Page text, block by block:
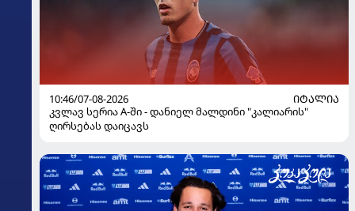
10:46/07-08-2026
ᲘᲢᲐᲚᲘᲐ
კვლავ სერია A-ში - დანიელ მალდინი "კალიარის"
ღირსებას დაიცავს